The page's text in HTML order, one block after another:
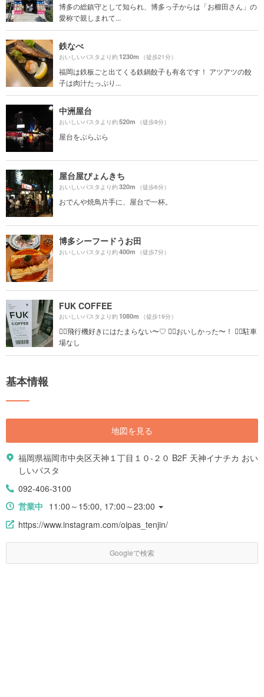
博多の総鎮守として知られ、博多っ子からは「お櫛田さん」の
愛称で親しまれて...
鉄なべ
おいしいパスタより約1230m （徒歩21分）
福岡は鉄板ごと出てくる鉄鍋餃子も有名です！ アツアツの餃
子は肉汁たっぷり...
中洲屋台
おいしいパスタより約520m （徒歩9分）
屋台をぶらぶら
屋台屋ぴょんきち
おいしいパスタより約320m （徒歩6分）
おでんや焼鳥片手に、屋台で一杯。
博多シーフードうお田
おいしいパスタより約400m （徒歩7分）
FUK COFFEE
おいしいパスタより約1080m （徒歩19分）
☝🏻飛行機好きにはたまらない〜♡ ☝🏻おいしかった〜！ ☝🏻駐車
場なし
基本情報
地図を見る
福岡県福岡市中央区天神１丁目１０-２０ B2F 天神イナチカ おい
しいパスタ
092-406-3100
営業中 11:00～15:00, 17:00～23:00
https://www.instagram.com/oipas_tenjin/
Googleで検索